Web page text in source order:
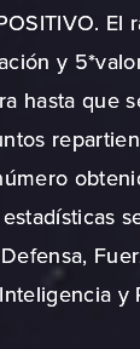
El
y
hasta que
y